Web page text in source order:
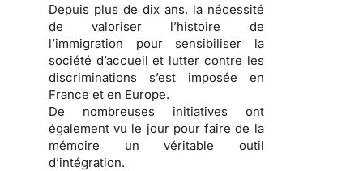
Depuis plus de dix ans, la nécessité
de valoriser l’histoire de
l’immigration pour sensibiliser la
société d’accueil et lutter contre les
discriminations s’est imposée en
France et en Europe.
De nombreuses initiatives ont
également vu le jour pour faire de la
mémoire un véritable outil
d’intégration.